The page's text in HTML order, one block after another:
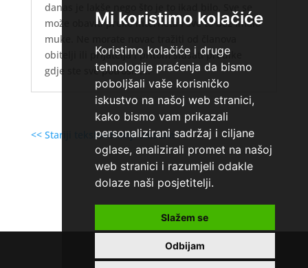
Mi koristimo kolačiće
Koristimo kolačiće i druge
tehnologije praćenja da bismo
poboljšali vaše korisničko
iskustvo na našoj web stranici,
kako bismo vam prikazali
personalizirani sadržaj i ciljane
oglase, analizirali promet na našoj
web stranici i razumjeli odakle
dolaze naši posjetitelji.
Slažem se
Odbijam
danas je lakše nego što je to ikad bilo. Sve se
može obaviti preko interneta i sve to bez imalo
muke. Ne morate novac tražiti od članova
obitelji ili prijatelja i pritom slušati prodike
gdje ste sve potrošili....
<< Stariji tekstoviNoviji tekstovi >>
Gotovinski kredit